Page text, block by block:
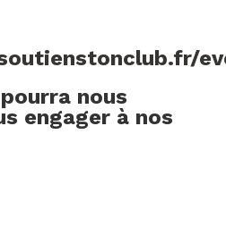
nous
engager à nos